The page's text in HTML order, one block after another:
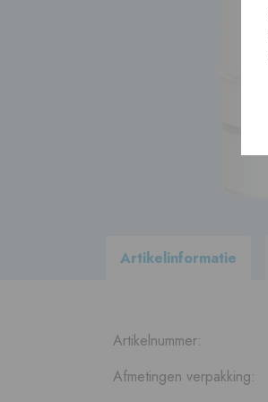
Artikelinformatie
Artikelnummer:
Afmetingen verpakking: